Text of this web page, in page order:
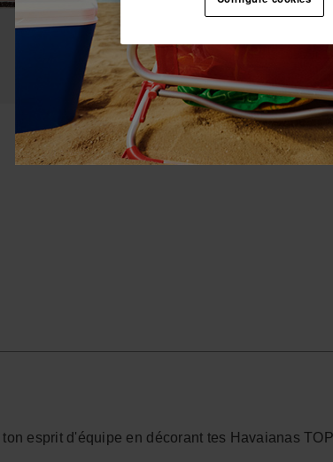
Voir tous
-10% SUR
Abonne-toi à
esprit d'équipe en décorant tes Havaianas